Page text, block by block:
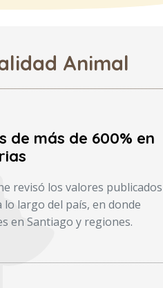
Animal
de más de 600% en
revisó los valores publicados
largo del país, en donde
en Santiago y regiones.